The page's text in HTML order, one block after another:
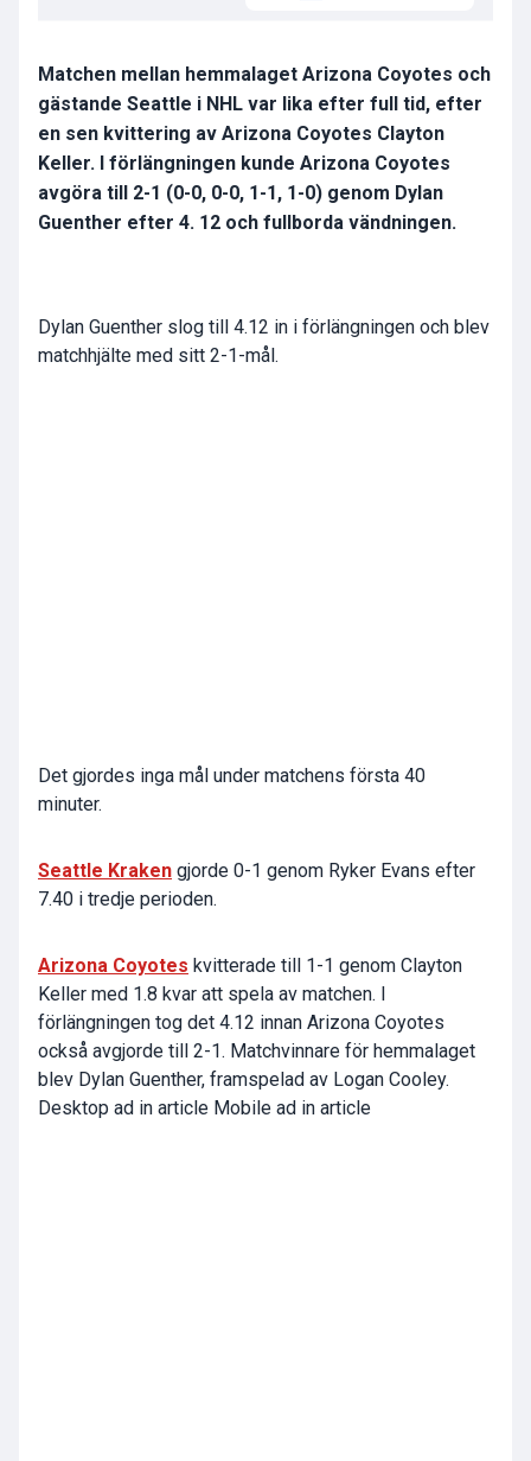
Matchen mellan hemmalaget Arizona Coyotes och
gästande Seattle i NHL var lika efter full tid, efter
en sen kvittering av Arizona Coyotes Clayton
Keller. I förlängningen kunde Arizona Coyotes
avgöra till 2-1 (0-0, 0-0, 1-1, 1-0) genom Dylan
Guenther efter 4. 12 och fullborda vändningen.
Dylan Guenther slog till 4.12 in i förlängningen och blev
matchhjälte med sitt 2-1-mål.
Det gjordes inga mål under matchens första 40
minuter.
Seattle Kraken gjorde 0-1 genom Ryker Evans efter
7.40 i tredje perioden.
Arizona Coyotes kvitterade till 1-1 genom Clayton
Keller med 1.8 kvar att spela av matchen. I
förlängningen tog det 4.12 innan Arizona Coyotes
också avgjorde till 2-1. Matchvinnare för hemmalaget
blev Dylan Guenther, framspelad av Logan Cooley.
Desktop ad in article Mobile ad in article